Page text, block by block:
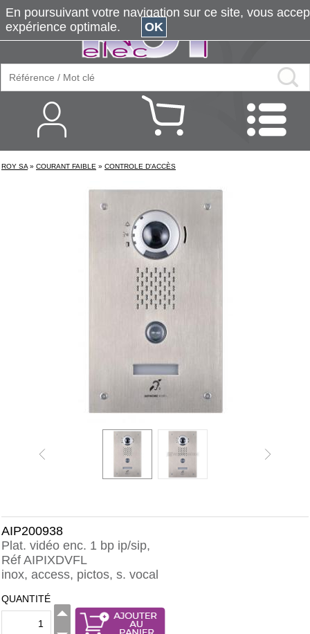
ROY SA » COURANT FAIBLE » CONTROLE D'ACCÈS
AIP200938
Plat. vidéo enc. 1 bp ip/sip,
Réf AIPIXDVFL
inox, access, pictos, s. vocal
QUANTITÉ
En poursuivant votre navigation sur ce site, vous
expérience optimale.
OK